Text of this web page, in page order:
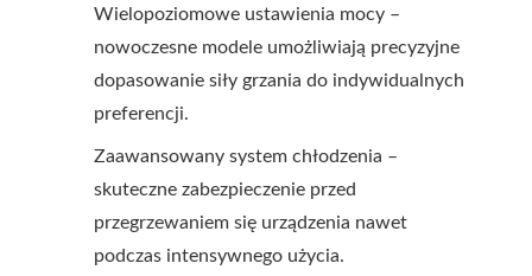
Wielopoziomowe ustawienia mocy –
nowoczesne modele umożliwiają precyzyjne
dopasowanie siły grzania do indywidualnych
preferencji.
Zaawansowany system chłodzenia –
skuteczne zabezpieczenie przed
przegrzewaniem się urządzenia nawet
podczas intensywnego użycia.